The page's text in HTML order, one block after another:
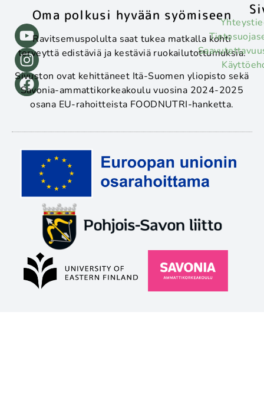
Oma polkusi hyvään syömiseen
Ravitsemuspolulta saat tukea matkalla kohti
terveyttä edistäviä ja kestäviä ruokailutottumuksia.
Sivuston ovat kehittäneet Itä-Suomen yliopisto sekä
Savonia-ammattikorkeakoulu vuosina 2024-2025
osana EU-rahoitteista FOODNUTRI-hanketta.